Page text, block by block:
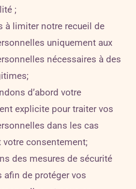
;
à limiter notre recueil de
uniquement aux
nécessaires à des
d’abord votre
explicite pour traiter vos
dans les cas
votre consentement;
des mesures de sécurité
afin de protéger vos